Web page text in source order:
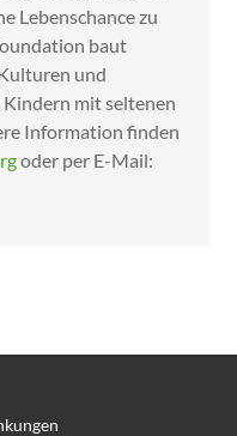
Lebenschance zu
baut
und
mit seltenen
Information finden
oder per E-Mail: